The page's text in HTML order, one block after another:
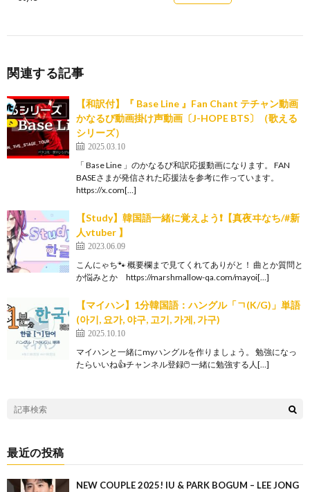
関連する記事
【和訳付】『 Base Line 』Fan Chant テチャン動画
かなるび動画掛け声動画〔J-HOPE BTS〕（歌える
シリーズ）
2025.03.10
「 Base Line 」のかなるび和訳応援動画になります。 FAN
BASEさまが発信された応援法を参考に作っています。
https://x.com[…]
【Study】韓国語一緒に覚えよう❗️【真夜ヰなち/#新
人vtuber 】
2023.06.09
こんにゃち🐾 概要欄まで見てくれてありがと！ 曲とか質問と
か悩みとか https://marshmallow-qa.com/mayoi[…]
【マイハン】1分韓国語：ハングル「ㄱ(K/G)」単語
(아기, 요가, 야구, 고기, 가게, 가구)
2025.10.10
マイハンと一緒にmyハングルを作りましょう。 勉強になっ
たらいいね👍チャンネル登録🖱️ 一緒に勉強する人[…]
最近の投稿
NEW COUPLE 2025! IU & PARK BOGUM – LEE JONG